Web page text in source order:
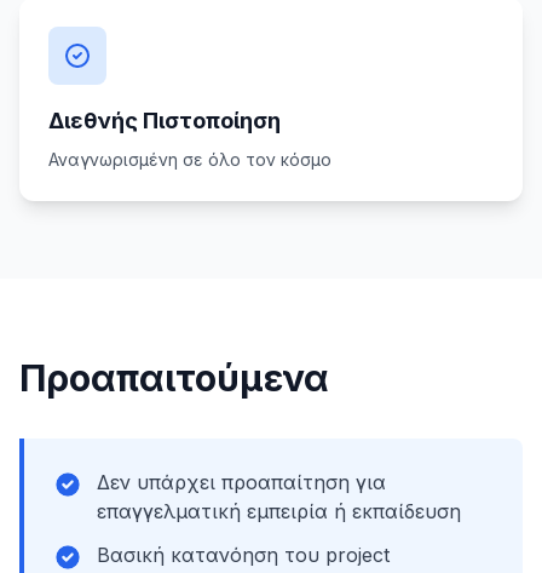
Διεθνής Πιστοποίηση
Αναγνωρισμένη σε όλο τον κόσμο
Προαπαιτούμενα
Δεν υπάρχει προαπαίτηση για
επαγγελματική εμπειρία ή εκπαίδευση
Βασική κατανόηση του project